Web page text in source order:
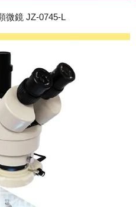
微鏡 JZ-0745-L